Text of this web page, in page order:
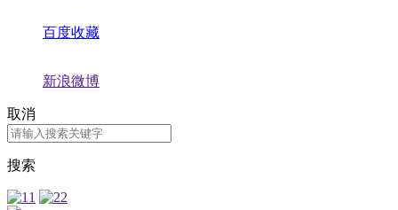
百度收藏
新浪微博
取消
搜索